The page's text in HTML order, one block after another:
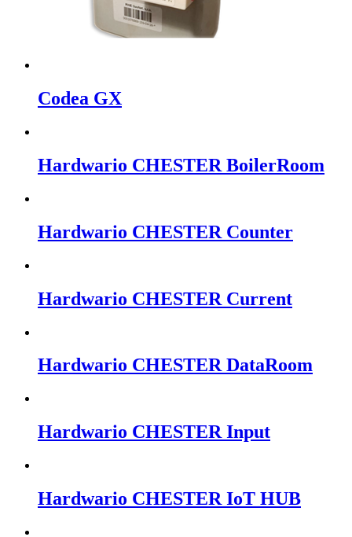
Codea GX
Hardwario CHESTER BoilerRoom
Hardwario CHESTER Counter
Hardwario CHESTER Current
Hardwario CHESTER DataRoom
Hardwario CHESTER Input
Hardwario CHESTER IoT HUB